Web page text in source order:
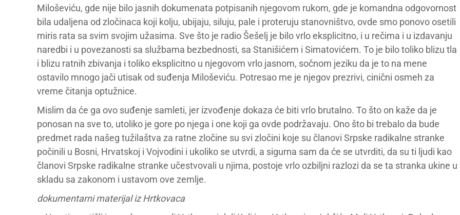
Miloševiću, gde nije bilo jasnih dokumenata potpisanih njegovom rukom, gde je komandna odgovornost
bila udaljena od zločinaca koji kolju, ubijaju, siluju, pale i proteruju stanovništvo, ovde smo ponovo osetili
miris rata sa svim svojim užasima. Sve što je radio Šešelj je bilo vrlo eksplicitno, i u rečima i u izdavanju
naredbi i u povezanosti sa službama bezbednosti, sa Stanišićem i Simatovićem. To je bilo toliko blizu tla
i blizu ratnih zbivanja i toliko eksplicitno u njegovom vrlo jasnom, sočnom jeziku da je to na mene
ostavilo mnogo jači utisak od suđenja Miloševiću. Potresao me je njegov prezrivi, cinični osmeh za
vreme čitanja optužnice.
Mislim da će ga ovo suđenje samleti, jer izvođenje dokaza će biti vrlo brutalno. To što on kaže da je
ponosan na sve to, utoliko je gore po njega i one koji ga ovde podržavaju. Ono što bi trebalo da bude
predmet rada našeg tužilaštva za ratne zločine su svi zločini koje su članovi Srpske radikalne stranke
počinili u Bosni, Hrvatskoj i Vojvodini i ukoliko se utvrdi, a sigurna sam da će se utvrditi, da su ti ljudi kao
članovi Srpske radikalne stranke učestvovali u njima, postoje vrlo ozbiljni razlozi da se ta stranka ukine u
skladu sa zakonom i ustavom ove zemlje.
dokumentarni materijal iz Hrtkovaca